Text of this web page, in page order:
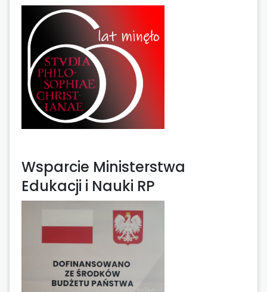
Wsparcie Ministerstwa
Edukacji i Nauki RP